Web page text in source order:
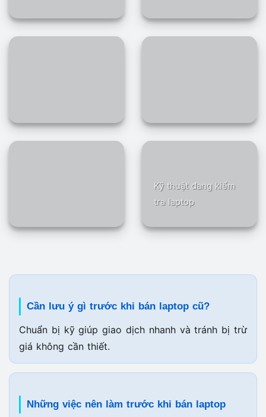
Kỹ thuật đang kiểm
tra laptop
Cần lưu ý gì trước khi bán laptop cũ?
Chuẩn bị kỹ giúp giao dịch nhanh và tránh bị trừ
giá không cần thiết.
Những việc nên làm trước khi bán laptop